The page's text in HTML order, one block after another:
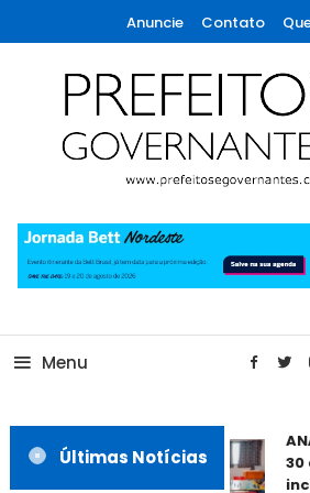
To
Content
Anuncie Contato
Prefeitos &
Menu
Últimas Notícias
30